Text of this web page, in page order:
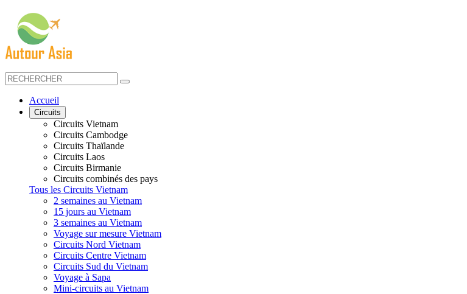
Accueil
Circuits
Circuits Vietnam
Circuits Cambodge
Circuits Thaïlande
Circuits Laos
Circuits Birmanie
Circuits combinés des pays
Tous les Circuits Vietnam
2 semaines au Vietnam
15 jours au Vietnam
3 semaines au Vietnam
Voyage sur mesure Vietnam
Circuits Nord Vietnam
Circuits Centre Vietnam
Circuits Sud du Vietnam
Voyage à Sapa
Mini-circuits au Vietnam